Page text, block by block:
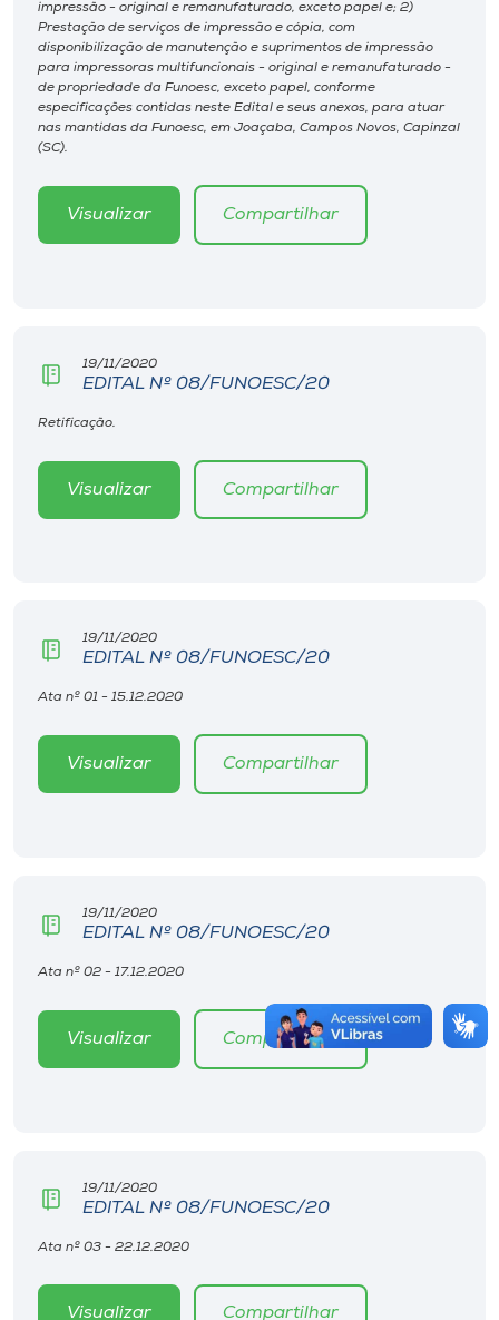
Selecione
o idioma
impressão - original e remanufaturado, exceto papel e; 2)
Prestação de serviços de impressão e cópia, com
disponibilização de manutenção e suprimentos de impressão
para impressoras multifuncionais - original e remanufaturado -
de propriedade da Funoesc, exceto papel, conforme
especificações contidas neste Edital e seus anexos, para atuar
nas mantidas da Funoesc, em Joaçaba, Campos Novos, Capinzal
(SC).
Visualizar Compartilhar
19/11/2020
EDITAL Nº 08/FUNOESC/20
Retificação.
Visualizar Compartilhar
19/11/2020
EDITAL Nº 08/FUNOESC/20
Ata nº 01 - 15.12.2020
Visualizar Compartilhar
19/11/2020
EDITAL Nº 08/FUNOESC/20
Ata nº 02 - 17.12.2020
Visualizar Compartilhar
19/11/2020
EDITAL Nº 08/FUNOESC/20
Ata nº 03 - 22.12.2020
Visualizar Compartilhar